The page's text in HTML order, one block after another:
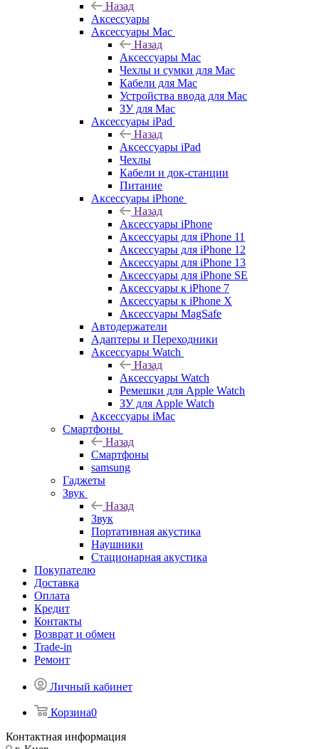
Назад
Аксессуары
Аксессуары Mac
Назад
Аксессуары Mac
Чехлы и сумки для Mac
Кабели для Mac
Устройства ввода для Mac
ЗУ для Mac
Аксессуары iPad
Назад
Аксессуары iPad
Чехлы
Кабели и док-станции
Питание
Аксессуары iPhone
Назад
Аксессуары iPhone
Аксессуары для iPhone 11
Аксессуары для iPhone 12
Аксессуары для iPhone 13
Аксессуары для iPhone SE
Аксессуары к iPhone 7
Аксессуары к iPhone X
Аксессуары MagSafe
Автодержатели
Адаптеры и Переходники
Аксессуары Watch
Назад
Аксессуары Watch
Ремешки для Apple Watch
ЗУ для Apple Watch
Аксессуары iMac
Смартфоны
Назад
Смартфоны
samsung
Гаджеты
Звук
Назад
Звук
Портативная акустика
Наушники
Стационарная акустика
Покупателю
Доставка
Оплата
Кредит
Контакты
Возврат и обмен
Trade-in
Ремонт
Личный кабинет
Корзина0
Контактная информация